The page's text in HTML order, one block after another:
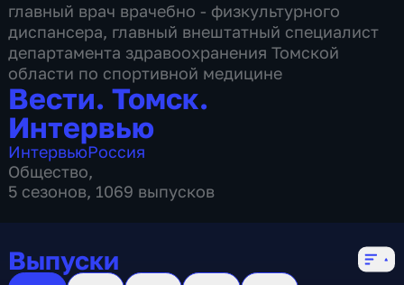
главный врач врачебно - физкультурного
диспансера, главный внештатный специалист
департамента здравоохранения Томской
области по спортивной медицине
Вести. Томск.
Интервью
ИнтервьюРоссия
Общество,
5 сезонов, 1069 выпусков
Выпуски